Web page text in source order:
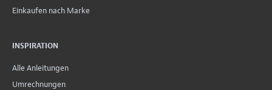
Einkaufen nach Marke
INSPIRATION
Alle Anleitungen
Umrechnungen